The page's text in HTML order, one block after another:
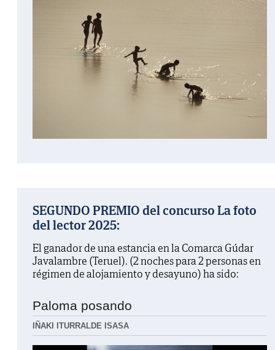
SEGUNDO PREMIO del concurso La foto
del lector 2025:
El ganador de una estancia en la Comarca Gúdar
Javalambre (Teruel). (2 noches para 2 personas en
régimen de alojamiento y desayuno) ha sido:
Paloma posando
IÑAKI ITURRALDE ISASA